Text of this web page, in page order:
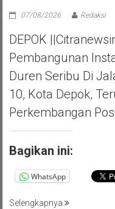
07/08/2026 Redaksi
DEPOK
Pembangunan
Duren Seribu Di
10, Kota Depok,
Perkembangan
Bagikan ini:
WhatsApp
Selengkapnya